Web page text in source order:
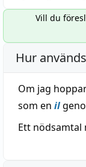
Vill du
Hur
Om jag
som en il
Ett nödsamtal